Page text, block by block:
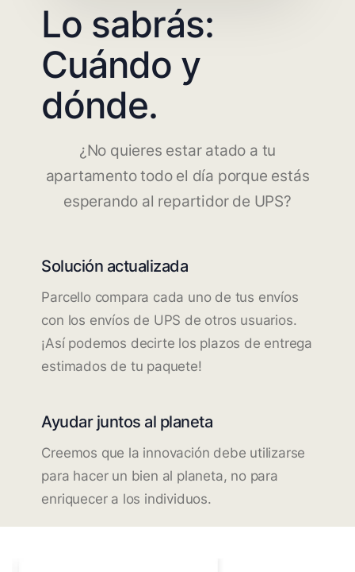
Lo sabrás:
Cuándo y
dónde.
¿No quieres estar atado a tu
apartamento todo el día porque estás
esperando al repartidor de UPS?
Solución actualizada
Parcello compara cada uno de tus envíos
con los envíos de UPS de otros usuarios.
¡Así podemos decirte los plazos de entrega
estimados de tu paquete!
Ayudar juntos al planeta
Creemos que la innovación debe utilizarse
para hacer un bien al planeta, no para
enriquecer a los individuos.